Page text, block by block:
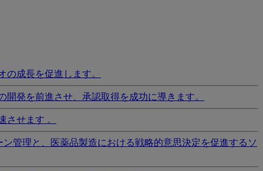
成長を促進します。
発を前進させ、承認取得を成功に導きます。
せます 。
管理と、医薬品製造における戦略的意思決定を促進するソ